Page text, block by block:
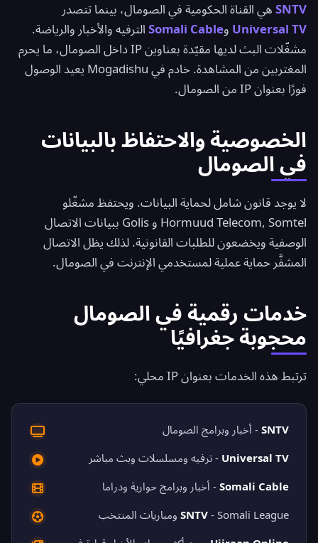
SNTV هي القناة الحكومية في الصومال، بينما تتصدر
Universal TV وSomali Cable الترفيه والأخبار والرياضة.
مشغّلات البث لديها مقيّدة بعناوين IP داخل الصومال، ما يحرم
المغتربين من المشاهدة. خادم في Mogadishu يعيد الوصول
فورًا بعنوان IP من الصومال.
الخصوصية والاحتفاظ بالبيانات
في الصومال
لا يوجد قانون شامل لحماية البيانات. ويحتفظ مشغّلو
Hormuud Telecom, Somtel و Golis ببيانات الاتصال
الوصفية ويخضعون للطلبات القانونية. لذلك يظل الاتصال
المشفَّر حماية عملية لمستخدمي الإنترنت في الصومال.
خدمات رقمية في الصومال
محجوبة جغرافيًا
ترتبط هذه الخدمات بعنوان IP محلي:
SNTV - أخبار وبرامج الصومال
Universal TV - ترفيه ومسلسلات وبث مباشر
Somali Cable - أخبار وبرامج حوارية ودراما
SNTV - Somali League ومباريات المنتخب